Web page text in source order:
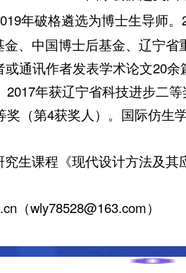
年破格遴选为博士生导师。
、中国博士后基金、辽宁
通讯作者发表学术论文20
年获辽宁省科技进步二
（第4获奖人）。国际仿生
生课程《现代设计方法及
（wly78528@163.com）